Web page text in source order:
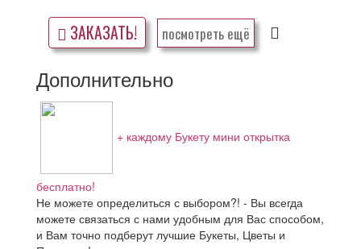
ЗАКАЗАТЬ! посмотреть ещё
Дополнительно
+ каждому Букету мини открытка
бесплатно!
Не можете определиться с выбором?! - Вы всегда
можете связаться с нами удобным для Вас способом,
и Вам точно подберут лучшие Букеты, Цветы и